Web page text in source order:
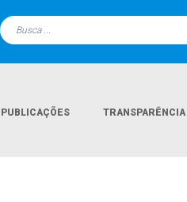
PUBLICAÇÕES TRANSPARÊNCIA